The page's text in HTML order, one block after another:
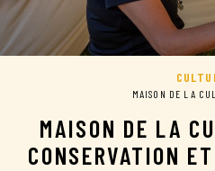
MAISON DE LA
MAISON DE LA
CONSERVATION